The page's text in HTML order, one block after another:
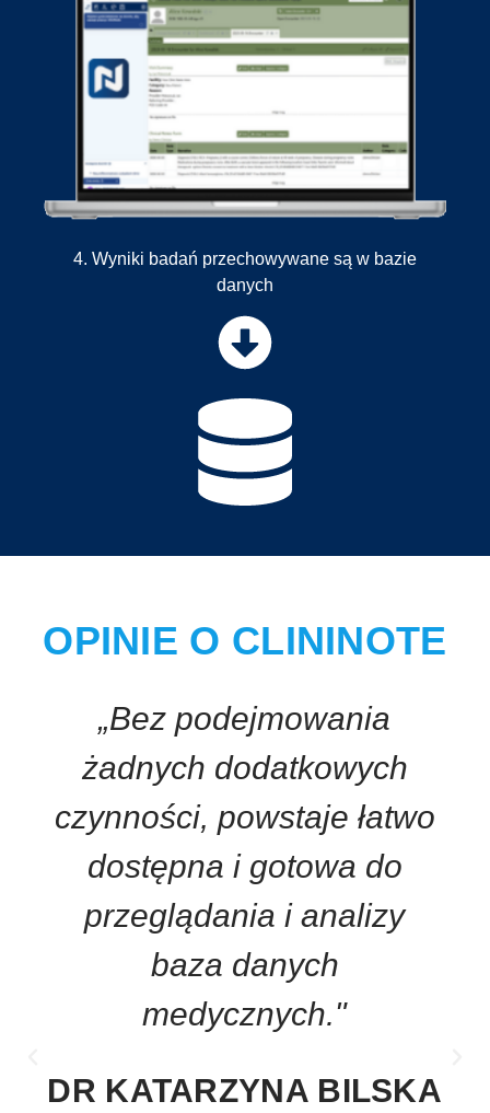
4. Wyniki badań przechowywane są w bazie
danych
OPINIE O CLININOTE
„Bez podejmowania
żadnych dodatkowych
czynności, powstaje łatwo
dostępna i gotowa do
przeglądania i analizy
baza danych
medycznych."
DR KATARZYNA BILSKA